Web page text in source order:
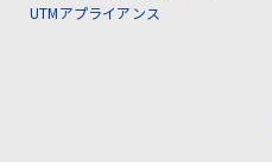
UTMアプライアンス